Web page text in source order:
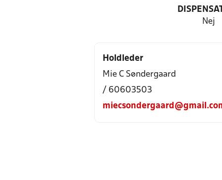
Nej
Holdleder
Mie C Søndergaard
/ 60603503